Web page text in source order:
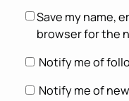
Save my name,
browser for the
Notify me of
Notify me of